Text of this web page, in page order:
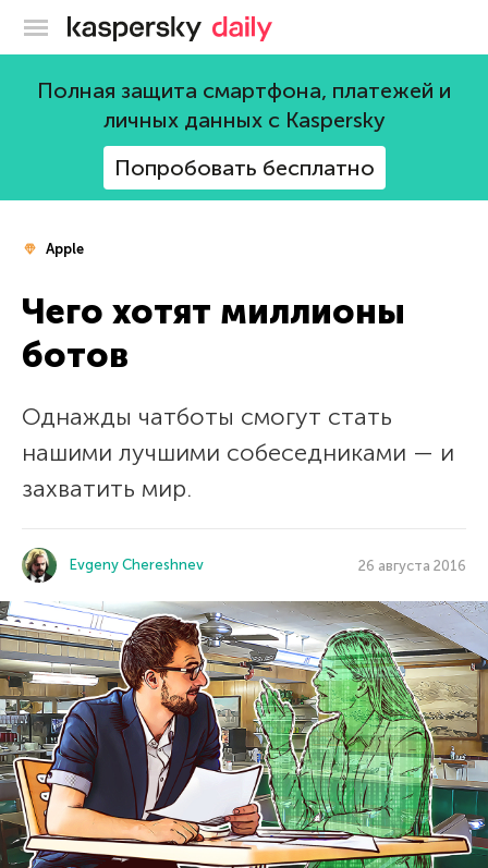
Блог Касперского
Полная защита смартфона, платежей и
личных данных с Kaspersky
Попробовать бесплатно
Apple
Чего хотят миллионы
ботов
Однажды чатботы смогут стать
нашими лучшими собеседниками — и
захватить мир.
Evgeny Chereshnev 26 августа 2016